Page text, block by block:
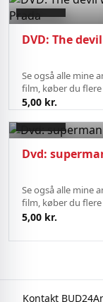
Se også alle mine
film, køber du
sendes på samme
5,00 kr.
Dvd:
Se også alle mine
film, køber du
sendes på samme
5,00 kr.
Kontakt BUD24